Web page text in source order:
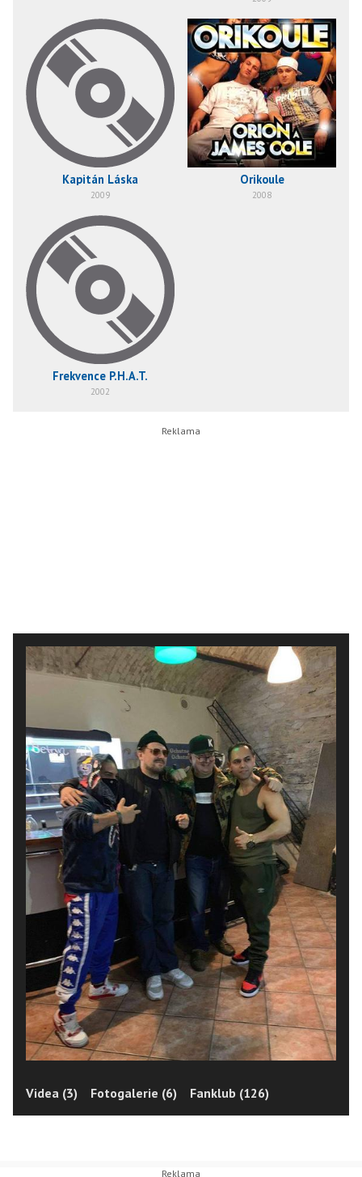
Kapitán Láska
2009
Orikoule
2008
Frekvence P.H.A.T.
2002
Videa (3) Fotogalerie (6) Fanklub (126)